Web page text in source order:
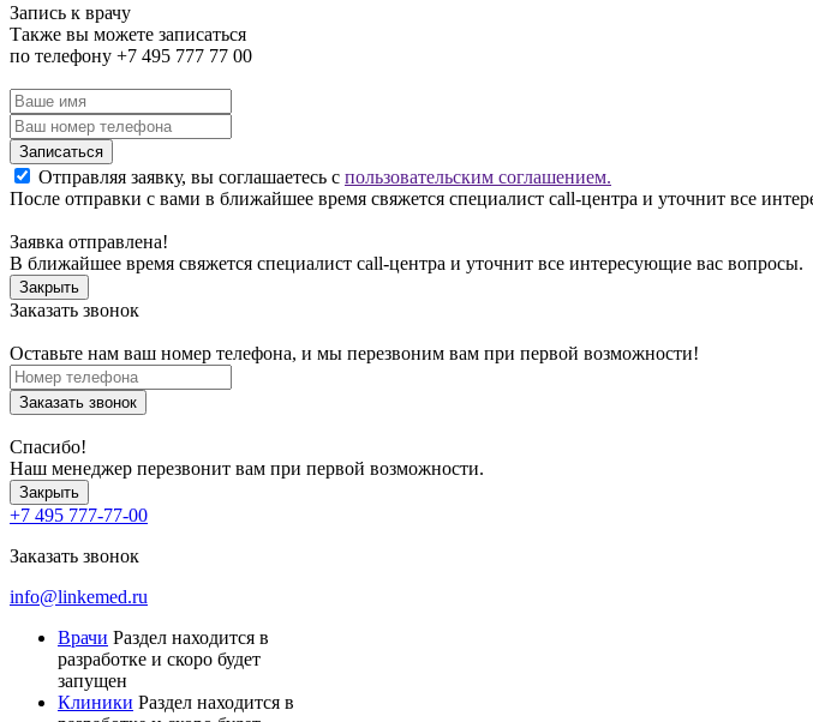
Запись к врачу
Также вы можете записаться
по телефону +7 495 777 77 00
Записаться
Отправляя заявку, вы соглашаетесь с пользовательским соглашением.
После отправки с вами в ближайшее время свяжется специалист call-центра и уточнит все
Заявка отправлена!
В ближайшее время свяжется специалист call-центра и уточнит все интересующие вас вопросы.
Закрыть
Заказать звонок
Оставьте нам ваш номер телефона, и мы перезвоним вам при первой возможности!
Заказать звонок
Спасибо!
Наш менеджер перезвонит вам при первой возможности.
Закрыть
+7 495 777-77-00
Заказать звонок
info@linkemed.ru
Врачи Раздел находится в
разработке и скоро будет
запущен
Клиники Раздел находится в